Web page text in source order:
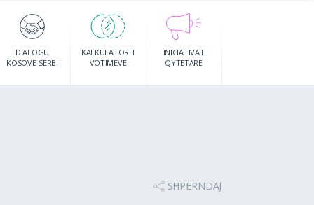
DIALOGU
KOSOVË-SERBI
KALKULATORI I
VOTIMEVE
INICIATIVAT
QYTETARE
SHPËRNDAJ